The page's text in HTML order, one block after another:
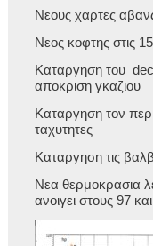
Νεους χαρτες
Νεος κοφτης στις
Καταργηση του
αποκριση γκαζιου
Καταργηση τον
ταχυτητες
Καταργηση τις
Νεα θερμοκρασια
ανοιγει στους 97